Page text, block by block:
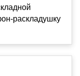
раскладушку